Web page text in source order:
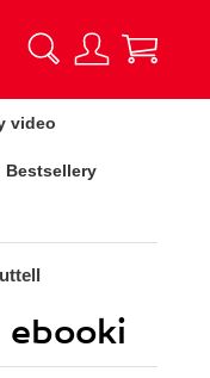
video
Bestsellery